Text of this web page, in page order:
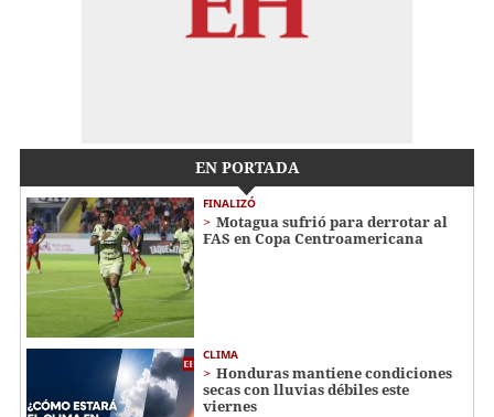
EN PORTADA
FINALIZÓ
Motagua sufrió para derrotar al
FAS en Copa Centroamericana
CLIMA
Honduras mantiene condiciones
secas con lluvias débiles este
viernes